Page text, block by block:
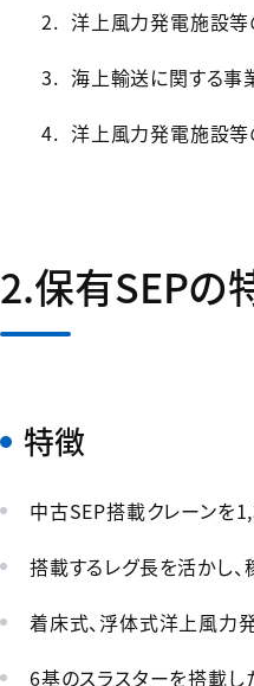
洋上風力発電施設等
海上輸送に関する事
洋上風力発電施設等
2.保有SEPの
特徴
中古SEP搭載クレーンを
搭載するレグ長を活かし
着床式、浮体式洋上風力
6基のスラスターを搭載